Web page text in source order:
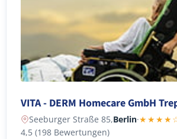
VITA - DERM Homecare GmbH
Seeburger Straße 85,Berlin·
4,5 (198 Bewertungen)